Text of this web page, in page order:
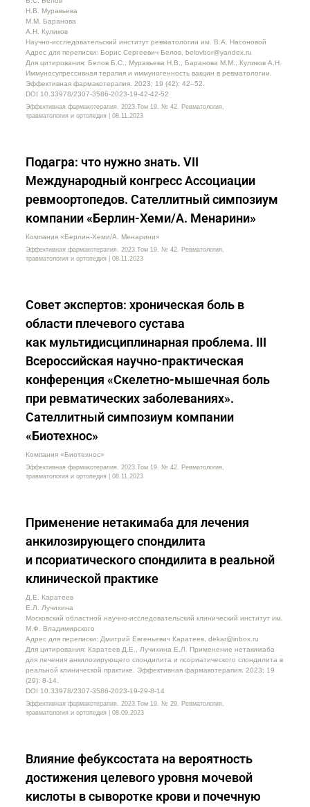
Н.В. Муравьева
М.М. Баранова
А.Н. Куликов
Научно-исследовательский институт ревматологии им. В.А. Насоновой
Адрес для переписки: Борис Сергеевич Белов, belovbor@yandex.ru
Для цитирования: Белов Б.С., Муравьева Н.В., Баранова М.М., Куликов А.Н.
Иммуносупрессивная терапия и иммуногенность вакцин в ревматологии.
Эффективная фармакотерапия. 2023; 19 (42): 42–52.
DOI 10.33978/2307-3586-2023-19-42-42-52
Эффективная фармакотерапия. 2023.Том 19. № 42. Ревматология,
травматология и ортопедия | 08.11.2023
Подагра: что нужно знать. VII
Международный конгресс Ассоциации
ревмоортопедов. Сателлитный симпозиум
компании «Берлин-Хеми/А. Менарини»
Компания «Берлин-Хеми/А. Менарини»
Эффективная фармакотерапия. 2023.Том 19. № 42. Ревматология,
травматология и ортопедия | 08.11.2023
Совет экспертов: хроническая боль в
области плечевого сустава
как мультидисциплинарная проблема. III
Всероссийская научно-практическая
конференция «Скелетно-мышечная боль
при ревматических заболеваниях».
Сателлитный симпозиум компании
«Биотехнос»
Компания «Биотехнос»
Эффективная фармакотерапия. 2023.Том 19. № 42. Ревматология,
травматология и ортопедия | 08.11.2023
Применение нетакимаба для лечения
анкилозирующего спондилита
и псориатического спондилита в реальной
клинической практике
Д.Е. Каратеев
Е.Л. Лучихина
Московский областной научно-исследовательский клинический институт им.
М.Ф. Владимирского
Адрес для переписки: Дмитрий Евгеньевич Каратеев, dekar@inbox.ru
Для цитирования: Каратеев Д.Е., Лучихина Е.Л. Применение нетакимаба
для лечения анкилозирующего спондилита и псориатического спондилита в
реальной клинической практике. Эффективная фармакотерапия. 2023; 19
(29): 8-14.
DOI 10.33978/2307-3586-2023-19-29-8-14
Эффективная фармакотерапия. 2023.Том 19. № 29. Ревматология,
травматология и ортопедия | 08.09.2023
Влияние фебуксостата на вероятность
достижения целевого уровня мочевой
кислоты в сыворотке крови и почечную